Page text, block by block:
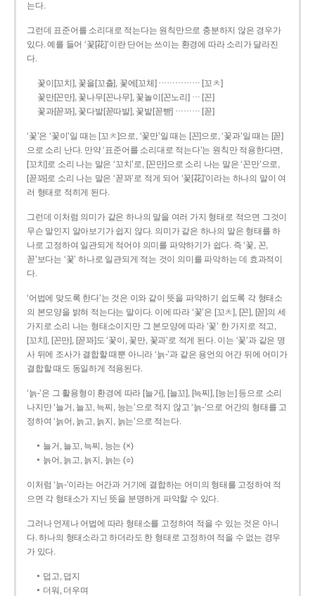
는다.
그런데 표준어를 소리대로 적는다는 원칙만으로 충분하지 않은 경우가
있다. 예를 들어 ‘꽃[花]’이란 단어는 쓰이는 환경에 따라 소리가 달라진
다.
꽃이[꼬치], 꽃을[꼬츨], 꽃에[꼬체] …………… [꼬ㅊ]
꽃만[꼰만], 꽃나무[꼰나무], 꽃놀이[꼰노리] … [꼰]
꽃과[꼳꽈], 꽃다발[꼳따발], 꽃밭[꼳빧] ……… [꼳]
‘꽃’은 ‘꽃이’일 때는 [꼬ㅊ]으로, ‘꽃만’일 때는 [꼰]으로, ‘꽃과’일 때는 [꼳]
으로 소리 난다. 만약 ‘표준어를 소리대로 적는다’는 원칙만 적용한다면,
[꼬치]로 소리 나는 말은 ‘꼬치’로, [꼰만]으로 소리 나는 말은 ‘꼰만’으로,
[꼳꽈]로 소리 나는 말은 ‘꼳꽈’로 적게 되어 ‘꽃[花]’이라는 하나의 말이 여
러 형태로 적히게 된다.
그런데 이처럼 의미가 같은 하나의 말을 여러 가지 형태로 적으면 그것이
무슨 말인지 알아보기가 쉽지 않다. 의미가 같은 하나의 말은 형태를 하
나로 고정하여 일관되게 적어야 의미를 파악하기가 쉽다. 즉 ‘꽃, 꼰,
꼳’보다는 ‘꽃’ 하나로 일관되게 적는 것이 의미를 파악하는 데 효과적이
다.
‘어법에 맞도록 한다’는 것은 이와 같이 뜻을 파악하기 쉽도록 각 형태소
의 본모양을 밝혀 적는다는 말이다. 이에 따라 ‘꽃’은 [꼬ㅊ], [꼰], [꼳]의 세
가지로 소리 나는 형태소이지만 그 본모양에 따라 ‘꽃’ 한 가지로 적고,
[꼬치], [꼰만], [꼳꽈]도 ‘꽃이, 꽃만, 꽃과’로 적게 된다. 이는 ‘꽃’과 같은 명
사 뒤에 조사가 결합할 때뿐 아니라 ‘늙-’과 같은 용언의 어간 뒤에 어미가
결합할 때도 동일하게 적용된다.
‘늙-’은 그 활용형이 환경에 따라 [늘거], [늘꼬], [늑찌], [능는] 등으로 소리
나지만 ‘늘거, 늘꼬, 늑찌, 능는’으로 적지 않고 ‘늙-’으로 어간의 형태를 고
정하여 ‘늙어, 늙고, 늙지, 늙는’으로 적는다.
늘거, 늘꼬, 늑찌, 능는 (×)
늙어, 늙고, 늙지, 늙는 (○)
이처럼 ‘늙-­’이라는 어간과 거기에 결합하는 어미의 형태를 고정하여 적
으면 각 형태소가 지닌 뜻을 분명하게 파악할 수 있다.
그러나 언제나 어법에 따라 형태소를 고정하여 적을 수 있는 것은 아니
다. 하나의 형태소라고 하더라도 한 형태로 고정하여 적을 수 없는 경우
가 있다.
덥고, 덥지
더워, 더우며